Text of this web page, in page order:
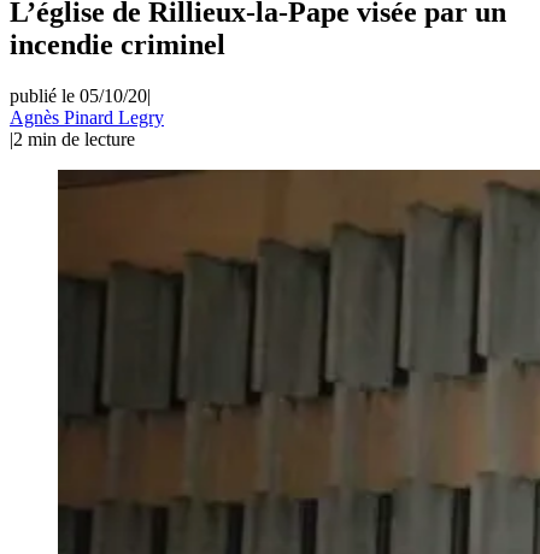
L’église de Rillieux-la-Pape visée par un
incendie criminel
publié le 05/10/20|
Agnès Pinard Legry
|2 min de lecture